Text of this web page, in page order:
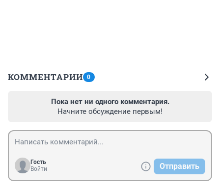
КОММЕНТАРИИ 0
Пока нет ни одного комментария.
Начните обсуждение первым!
Гость
Войти
Отправить